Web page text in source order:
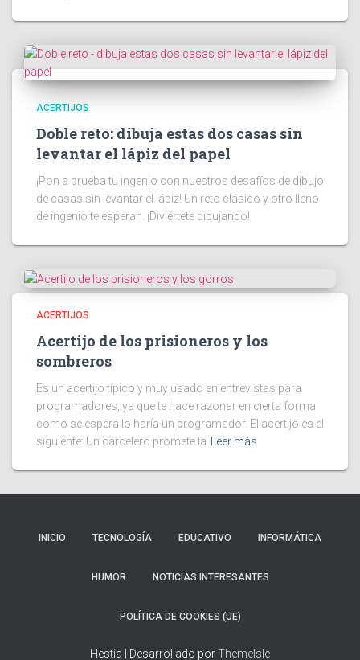
ACERTIJOS
Doble reto: dibuja estas dos casas sin
levantar el lápiz del papel
¡Pon a prueba tu ingenio con nuestros desafíos de dibujo
de casas sin levantar el lápiz! Un reto clásico y otro lleno
de ingenio te esperan. ¡Diviértete dibujando!
ACERTIJOS
Acertijo de los prisioneros y los
sombreros
Es un acertijo típico y muy usado en entrevistas para
programadores, ya que te hace razonar en cierta forma
como se espera lo haría un programador. El acertijo es el
siguiente: Un carcelero promete la Leer más
INICIO TECNOLOGÍA EDUCATIVO INFORMÁTICA
HUMOR NOTICIAS INTERESANTES
POLÍTICA DE COOKIES (UE)
Hestia | Desarrollado porThemeIsle